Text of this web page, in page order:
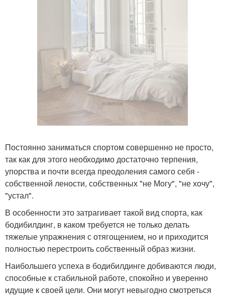
Постоянно заниматься спортом совершенно не просто,
так как для этого необходимо достаточно терпения,
упорства и почти всегда преодоления самого себя -
собственной лености, собственных "не Могу", "не хочу",
"устал".
В особенности это затрагивает такой вид спорта, как
бодибилдинг, в каком требуется не только делать
тяжелые упражнения с отягощением, но и приходится
полностью перестроить собственный образ жизни.
Наибольшего успеха в бодибилдинге добиваются люди,
способные к стабильной работе, спокойно и уверенно
идущие к своей цели. Они могут невыгодно смотреться